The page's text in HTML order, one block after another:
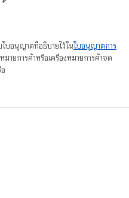
ใบอนุญาตที่อธิบายไว้ในใบอนุญาตการ
ายการค้าหรือเครื่องหมายการค้าจด